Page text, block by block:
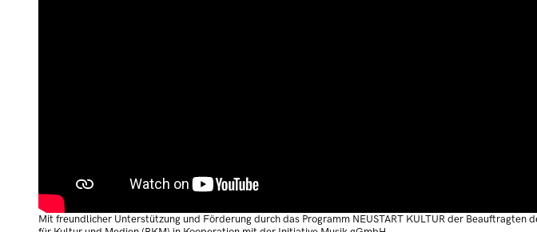
Mit freundlicher Unterstützung und Förderung durch das Programm NEUSTART KULTUR der Beauftragten